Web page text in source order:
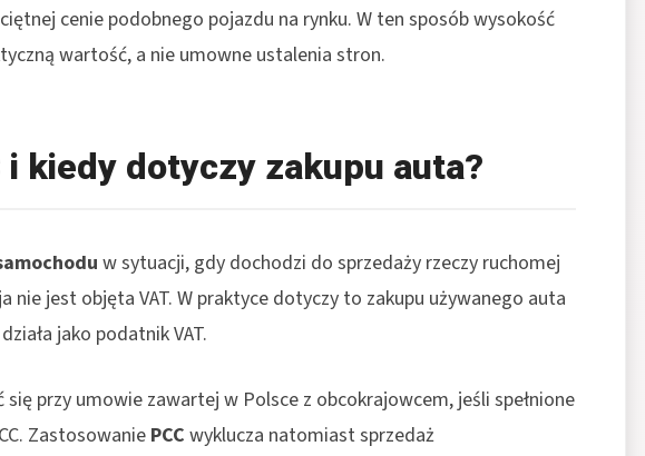
cenie podobnego pojazdu na rynku. W ten sposób wysokość
wartość, a nie umowne ustalenia stron.
i kiedy dotyczy zakupu auta?
w sytuacji, gdy dochodzi do sprzedaży rzeczy ruchomej
nie jest objęta VAT. W praktyce dotyczy to zakupu używanego auta
jako podatnik VAT.
przy umowie zawartej w Polsce z obcokrajowcem, jeśli spełnione
ZastosowaniePCC wyklucza natomiast sprzedaż